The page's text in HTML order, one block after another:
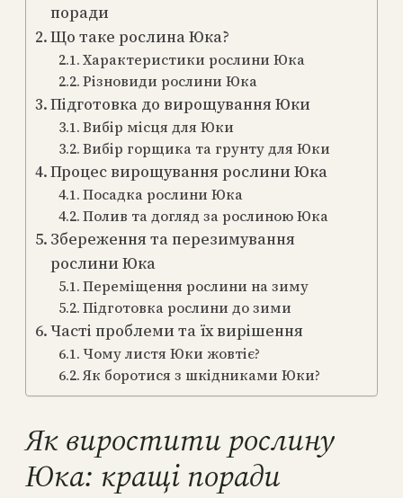
поради
Що таке рослина Юка?
Характеристики рослини Юка
Різновиди рослини Юка
Підготовка до вирощування Юки
Вибір місця для Юки
Вибір горщика та грунту для Юки
Процес вирощування рослини Юка
Посадка рослини Юка
Полив та догляд за рослиною Юка
Збереження та перезимування
рослини Юка
Переміщення рослини на зиму
Підготовка рослини до зими
Часті проблеми та їх вирішення
Чому листя Юки жовтіє?
Як боротися з шкідниками Юки?
Як виростити рослину
Юка: кращі поради